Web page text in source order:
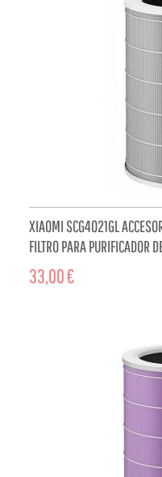
XIAOMI SCG4021GL
FILTRO PARA PURIFICADOR
33,00 €